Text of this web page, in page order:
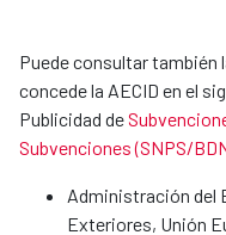
Puede consultar también
concede la AECID en el
Publicidad de
Subvenciones (SNPS/
Administración del
Exteriores, Unión